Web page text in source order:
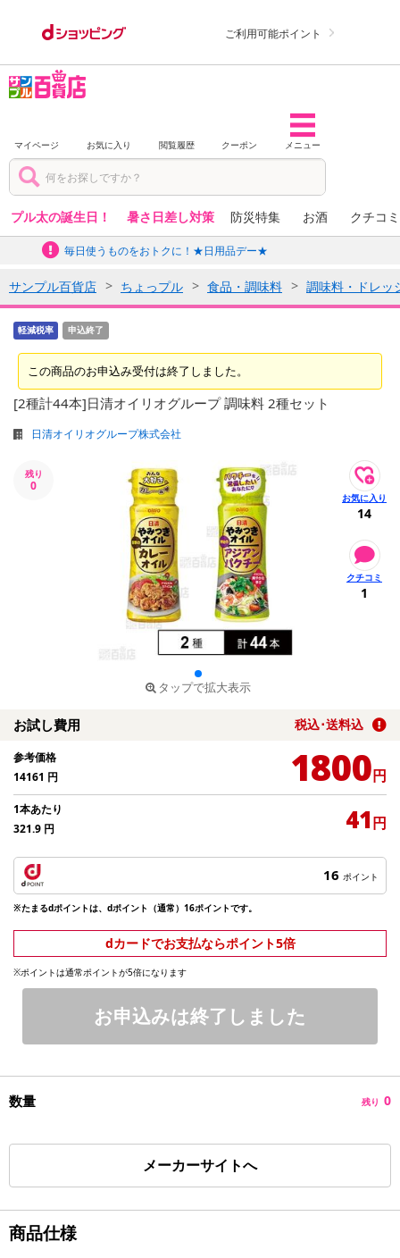
ご利用可能ポイント
マイページ お気に入り 閲覧履歴 クーポン メニュー
プル太の誕生日！ 暑さ日差し対策 防災特集 お酒 クチコ
毎日使うものをおトクに！★日用品デー★
サンプル百貨店 ちょっプル 食品・調味料 調味料・ドレッ
軽減税率 申込終了
この商品のお申込み受付は終了しました。
[2種計44本]日清オイリオグループ 調味料 2種セット
日清オイリオグループ株式会社
残り
0
タップで拡大表示
14
1
お試し費用 税込･送料込
参考価格
14161 円 1800円
1本あたり
321.9 円 41円
16 ポイント
※たまるdポイントは、dポイント（通常）16ポイントです。
dカードでお支払ならポイント5倍
※ポイントは通常ポイントが5倍になります
お申込みは終了しました
数量 残り 0
メーカーサイトへ
商品仕様